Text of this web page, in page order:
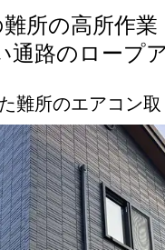
所の高所作業
通路のロープ
難所のエアコン